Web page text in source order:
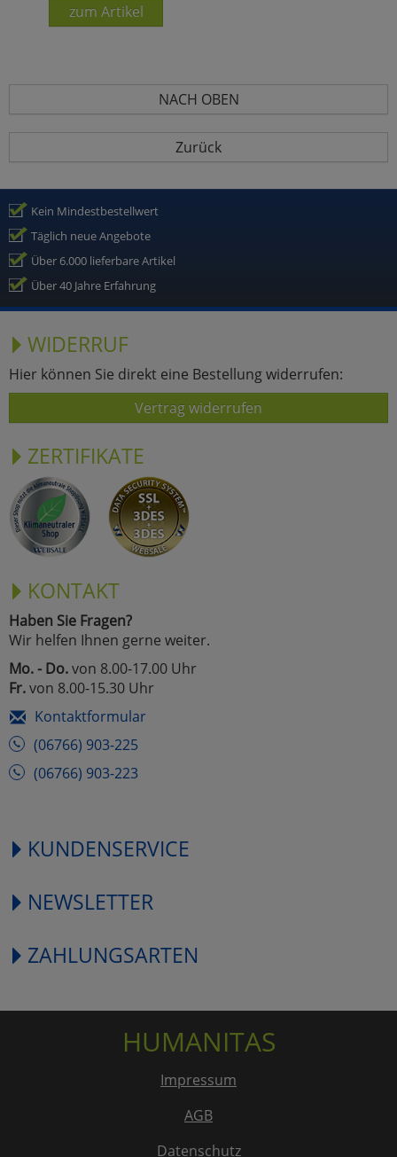
zum Artikel
NACH OBEN
Zurück
Kein Mindestbestellwert
Täglich neue Angebote
Über 6.000 lieferbare Artikel
Über 40 Jahre Erfahrung
WIDERRUF
Hier können Sie direkt eine Bestellung widerrufen:
Vertrag widerrufen
ZERTIFIKATE
KONTAKT
Haben Sie Fragen?
Wir helfen Ihnen gerne weiter.
Mo. - Do.von 8.00-17.00 Uhr
Fr.von 8.00-15.30 Uhr
Kontaktformular
(06766) 903-225
(06766) 903-223
KUNDENSERVICE
NEWSLETTER
ZAHLUNGSARTEN
HUMANITAS
Impressum
AGB
Datenschutz